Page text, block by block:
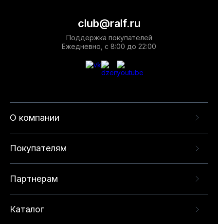
О компании
Покупателям
Партнерам
Каталог
club@ralf.ru
Поддержка покупателей
Ежедневно, с 8:00 до 22:00